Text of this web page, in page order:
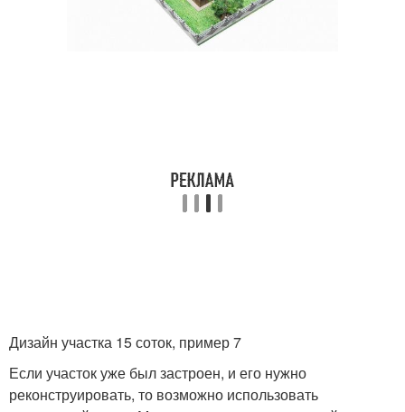
Дизайн участка 15 соток, пример 7
Если участок уже был застроен, и его нужно
реконструировать, то возможно использовать